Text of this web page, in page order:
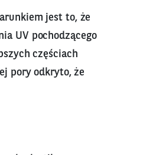
jest to, że
UV pochodzącego
częściach
pory odkryto, że